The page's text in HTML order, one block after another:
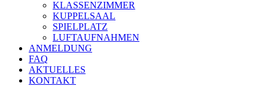
KLASSENZIMMER
KUPPELSAAL
SPIELPLATZ
LUFTAUFNAHMEN
ANMELDUNG
FAQ
AKTUELLES
KONTAKT